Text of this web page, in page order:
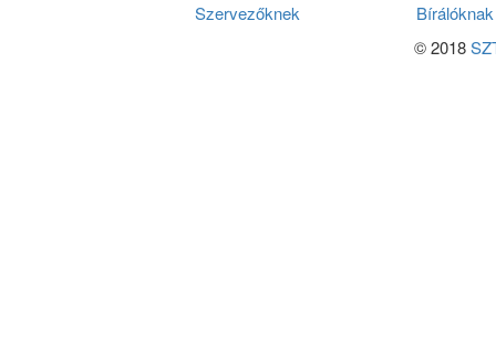
Szervezőknek
Bírálóknak
© 2018